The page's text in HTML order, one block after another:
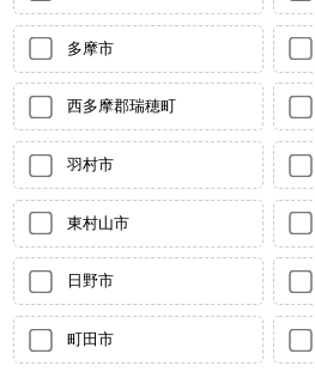
多摩市
西多摩郡瑞穂町
羽村市
東村山市
日野市
町田市